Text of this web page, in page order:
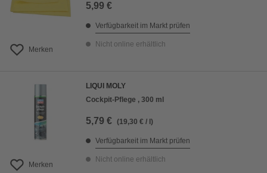
Merken
5,99 €
Verfügbarkeit im Markt prüfen
Nicht online erhältlich
Merken
LIQUI MOLY
Cockpit-Pflege , 300 ml
5,79 € (19,30 € / l)
Verfügbarkeit im Markt prüfen
Nicht online erhältlich